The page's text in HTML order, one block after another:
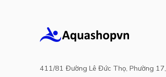
411/81 Đường Lê Đức Thọ, Phường 17,